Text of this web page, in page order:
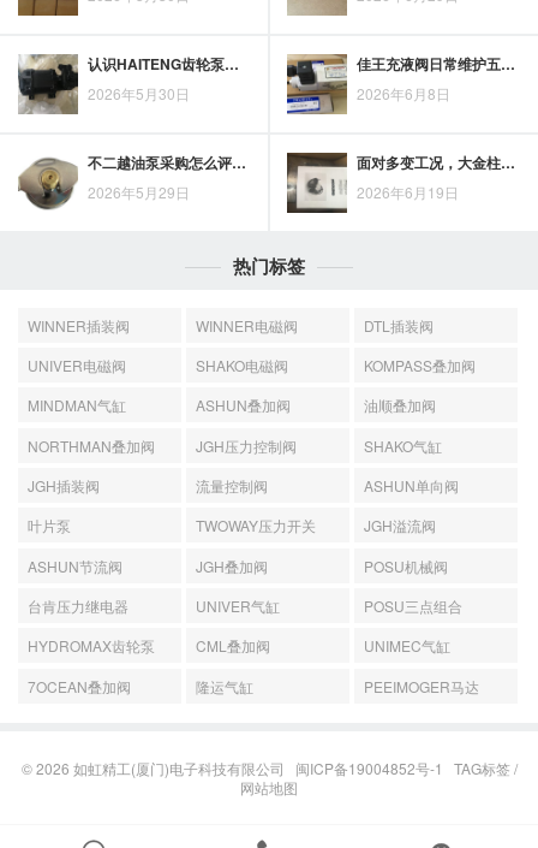
认识HAITENG齿轮泵：结构、原理与选用基础梳理
2026年5月30日
佳王充液阀日常维护五项要点，帮助延长使用寿命
2026年6月8日
不二越油泵采购怎么评估？从工况匹配到成本控制的选型思路
2026年5月29日
面对多变工况，大金柱塞泵在液压设备中的应用考量
2026年6月19日
热门标签
WINNER插装阀 WINNER电磁阀
DTL插装阀
UNIVER电磁阀
SHAKO电磁阀
KOMPASS叠加阀
MINDMAN气缸
ASHUN叠加阀
油顺叠加阀
NORTHMAN叠加阀
JGH压力控制阀
SHAKO气缸
JGH插装阀
流量控制阀
ASHUN单向阀
叶片泵
TWOWAY压力开关
JGH溢流阀
ASHUN节流阀
JGH叠加阀
POSU机械阀
台肯压力继电器
UNIVER气缸
POSU三点组合
HYDROMAX齿轮泵
CML叠加阀
UNIMEC气缸
7OCEAN叠加阀
隆运气缸 PEEIMOGER马达
© 2026 如虹精工(厦门)电子科技有限公司 闽ICP备19004852号-1 TAG标签/
网站地图